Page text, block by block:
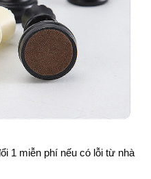
1 miễn phí nếu có lỗi từ nhà